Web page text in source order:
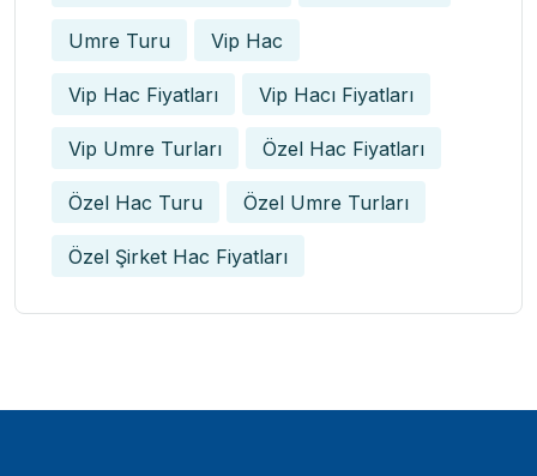
Umre Turu Vip Hac
Vip Hac Fiyatları Vip Hacı Fiyatları
Vip Umre Turları Özel Hac Fiyatları
Özel Hac Turu Özel Umre Turları
Özel Şirket Hac Fiyatları